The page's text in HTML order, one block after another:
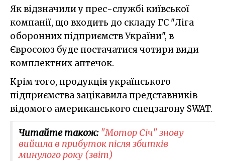
Як відзначили у прес-службі київської
компанії, що входить до складу ГС "Ліга
оборонних підприємств України", в
Євросоюз буде постачатися чотири види
комплектних аптечок.
Крім того, продукція українського
підприємства зацікавила представників
відомого американського спецзагону SWAT.
Читайте також: "Мотор Січ" знову
вийшла в прибуток після збитків
минулого року (звіт)